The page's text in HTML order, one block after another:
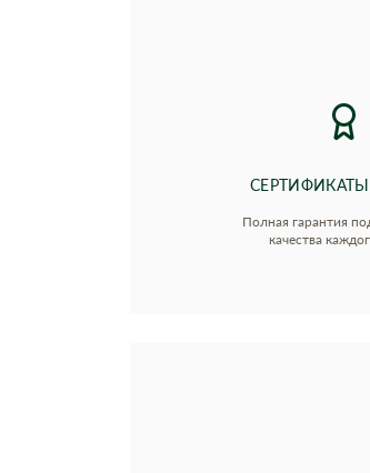
СЕРТИФИКАТЫ
Полная гарантия
качества